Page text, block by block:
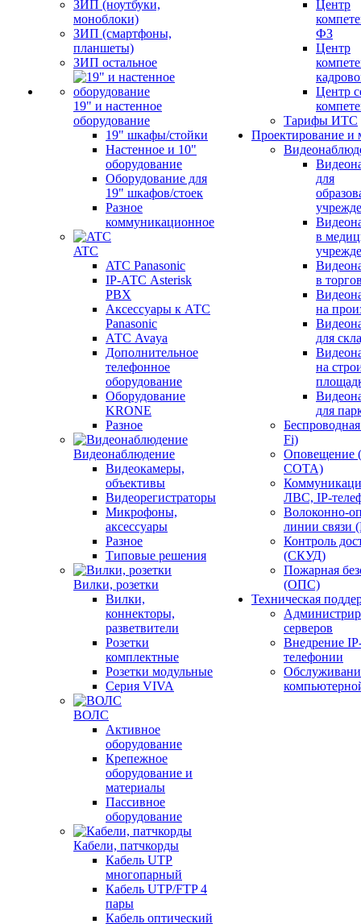
ЗИП (ноутбуки,
моноблоки)
ЗИП (смартфоны,
планшеты)
ЗИП остальное
19" и настенное
оборудование
19" шкафы/стойки
Настенное и 10"
оборудование
Оборудование для
19" шкафов/стоек
Разное
коммуникационное
ATC
ATC Panasonic
IP-АТС Asterisk
PBX
Аксессуары к АТС
Panasonic
АТС Avaya
Дополнительное
телефонное
оборудование
Оборудование
KRONE
Разное
Видеонаблюдение
Видеокамеры,
объективы
Видеорегистраторы
Микрофоны,
аксессуары
Разное
Типовые решения
Вилки, розетки
Вилки,
коннекторы,
разветвители
Розетки
комплектные
Розетки модульные
Серия VIVA
ВОЛС
Активное
оборудование
Крепежное
оборудование и
материалы
Пассивное
оборудование
Кабели, патчкорды
Кабель UTP
многопарный
Кабель UTP/FTP 4
пары
Кабель оптический
Центр
ФЗ
Центр
Центр
Тарифы ИТС
Проектирование и
для
в
в
на
для
на
для
Fi)
СОТА)
ЛВС, IP-
Волоконно-
линии
Контроль
(СКУД)
Пожарная
(ОПС)
Техническая
серверов
Внедрение
телефонии